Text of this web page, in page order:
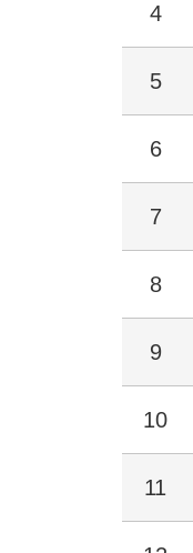
4
5
6
7
8
9
10
11